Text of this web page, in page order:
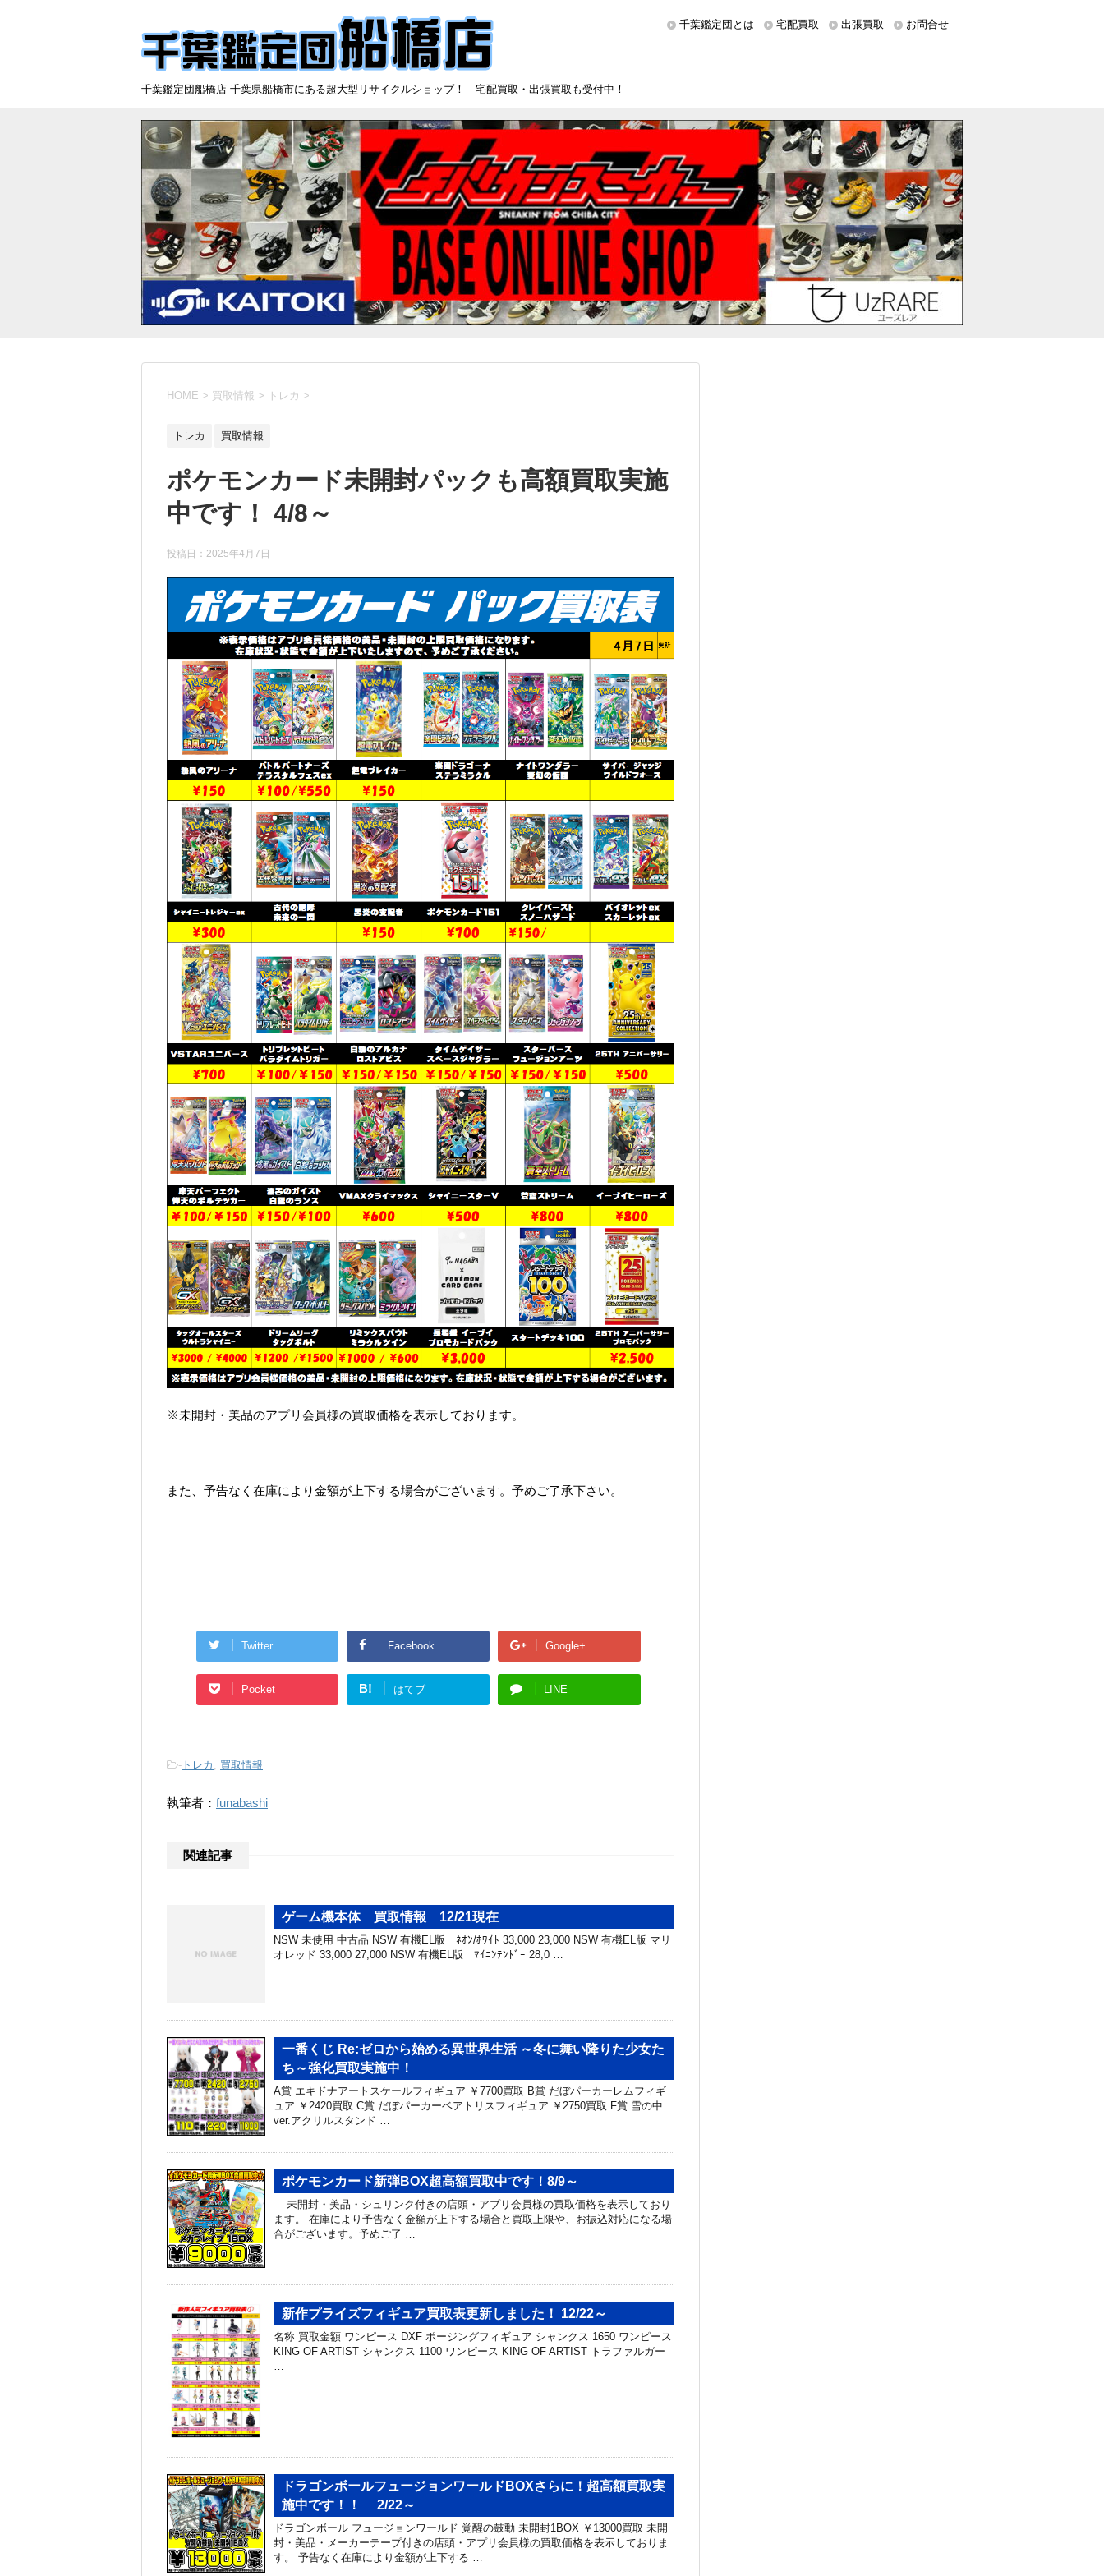
千葉鑑定団船橋店 千葉県船橋市にある超大型リサイクルショップ！ 宅配買取・出張買取も受付中！
千葉鑑定団とは 宅配買取 出張買取 お問合せ
HOME > 買取情報 > トレカ >
トレカ 買取情報
ポケモンカード未開封パックも高額買取実施
中です！ 4/8～
投稿日： 2025年4月7日
※未開封・美品のアプリ会員様の買取価格を表示しております。
また、予告なく在庫により金額が上下する場合がございます。予めご了承下さい。
Twitter Facebook Google+
Pocket B! はてブ LINE
- トレカ 買取情報
執筆者： funabashi
関連記事
ゲーム機本体 買取情報 12/21現在
NSW 未使用 中古品 NSW 有機EL版 ﾈｵﾝ/ﾎﾜｲﾄ 33,000 23,000 NSW 有機EL版 マリ
オレッド 33,000 27,000 NSW 有機EL版 ﾏｲﾆﾝﾃﾝﾄﾞｰ 28,0 …
一番くじ Re:ゼロから始める異世界生活 ～冬に舞い降りた少女た
ち～強化買取実施中！
A賞 エキドナアートスケールフィギュア ￥7700買取 B賞 だぼパーカーレムフィギ
ュア ￥2420買取 C賞 だぼパーカーベアトリスフィギュア ￥2750買取 F賞 雪の中
ver.アクリルスタンド …
ポケモンカード新弾BOX超高額買取中です！8/9～
未開封・美品・シュリンク付きの店頭・アプリ会員様の買取価格を表示しており
ます。 在庫により予告なく金額が上下する場合と買取上限や、お振込対応になる場
合がございます。予めご了 …
新作プライズフィギュア買取表更新しました！ 12/22～
名称 買取金額 ワンピース DXF ポージングフィギュア シャンクス 1650 ワンピース
KING OF ARTIST シャンクス 1100 ワンピース KING OF ARTIST トラファルガー
ドラゴンボールフュージョンワールドBOXさらに！超高額買取実
施中です！！ 2/22～
ドラゴンボール フュージョンワールド 覚醒の鼓動 未開封1BOX ￥13000買取 未開
封・美品・メーカーテープ付きの店頭・アプリ会員様の買取価格を表示しておりま
す。 予告なく在庫により金額が上下する …